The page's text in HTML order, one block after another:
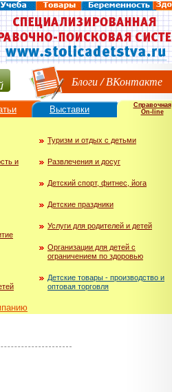
Блоги/ВКонтакте
и
Туризм и отдых с детьми
Развлечения и досуг
Детский спорт, фитнес, йога
Детские праздники
Услуги для родителей и детей
Организации для детей с
ограничением по здоровью
Детские товары - производство и
оптовая торговля
Справочная
On-line
Выставки